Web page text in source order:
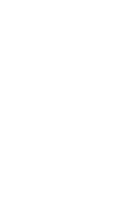
Major) Unterbau-